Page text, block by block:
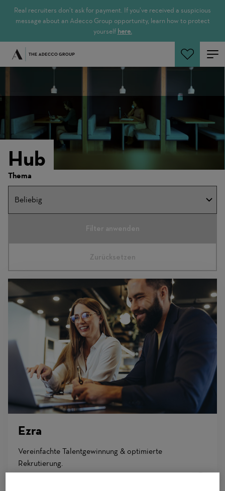
Real recruiters don’t ask for payment. If you’ve received a suspicious
message about an Adecco Group opportunity, learn how to protect
yourself here.
Jetzt suchen
Hub
Storys
filtern
Thema
Filter anwenden
Zurücksetzen
Ezra
Vereinfachte Talentgewinnung & optimierte
Rekrutierung.